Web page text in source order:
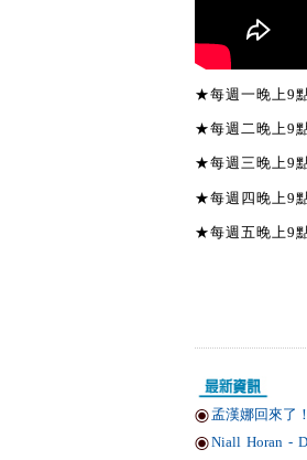
★每週一晚上9
★每週二晚上9
★每週三晚上9
★每週四晚上9
★每週五晚上9
孟漢娜回來了！
Niall Horan -